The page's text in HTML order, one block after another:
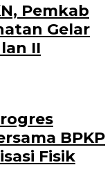
Pemkab
Gelar
II
BPKP
Fisik